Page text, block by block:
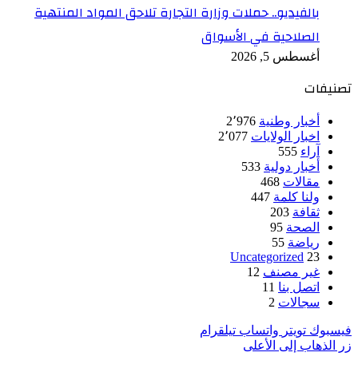
بالفيديو.. حملات وزارة التجارة تلاحق المواد المنتهية
الصلاحية في الأسواق
أغسطس 5, 2026
تصنيفات
أخبار وطنية 2٬976
اخبار الولايات 2٬077
آراء 555
أخبار دولية 533
مقالات 468
ولنا كلمة 447
ثقافة 203
الصحة 95
رياضة 55
Uncategorized 23
غير مصنف 12
اتصل بنا 11
سجالات 2
فيسبوك تويتر واتساب تيلقرام
زر الذهاب إلى الأعلى